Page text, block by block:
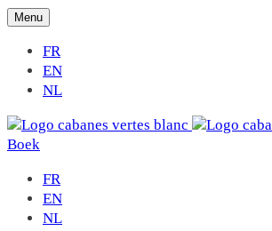
Menu
FR
EN
NL
Boek
FR
EN
NL